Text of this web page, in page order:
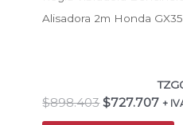
Alisadora 2m Honda GX35
$898.403 $727.707 +